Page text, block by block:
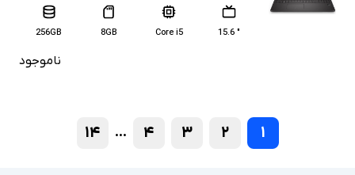
" 15.6
Core i5
8GB
256GB
ناموجود
۱ ۲ ۳ ۴ ... ۱۴